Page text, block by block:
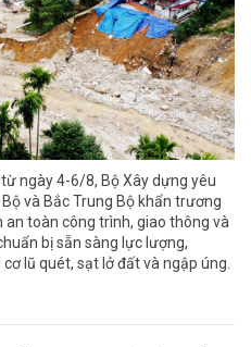
ngày 4-6/8, Bộ Xây dựng yêu
và Bắc Trung Bộ khẩn trương
toàn công trình, giao thông và
bị sẵn sàng lực lượng,
lũ quét, sạt lở đất và ngập úng.